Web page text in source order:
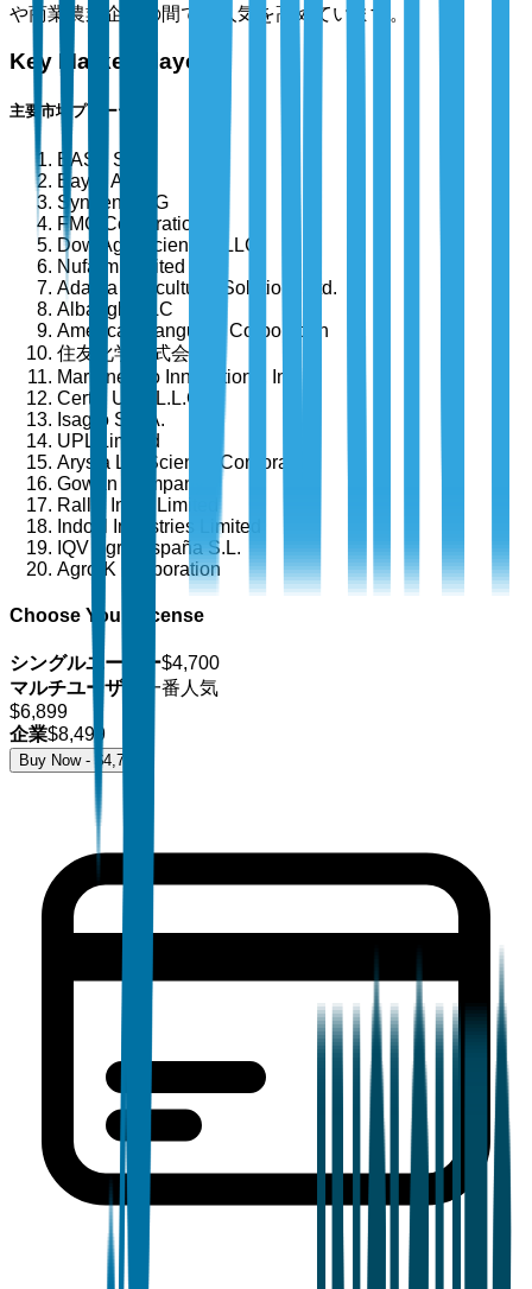
や商業農業企業の間での人気を高めています。
Key Market Players
主要市場プレーヤー
BASF SE
Bayer AG
Syngenta AG
FMC Corporation
Dow AgroSciences LLC
Nufarm Limited
Adama Agricultural Solutions Ltd.
Albaugh, LLC
American Vanguard Corporation
住友化学株式会社
Marrone Bio Innovations, Inc.
Certis USA L.L.C.
Isagro S.p.A.
UPL Limited
Arysta LifeScience Corporation
Gowan Company
Rallis India Limited
Indofil Industries Limited
IQV Agro España S.L.
Agro-K Corporation
Choose Your License
シングルユーザー$4,700
マルチユーザー
一番人気
$6,899
企業$8,499
Buy Now - $4,700